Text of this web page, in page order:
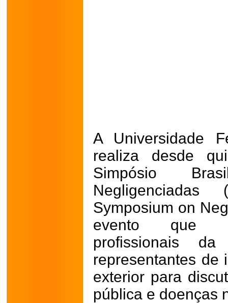
A Universidade
realiza desde
Simpósio
Symposium on
evento que
profissionais
representantes de
exterior para
pública e doenças